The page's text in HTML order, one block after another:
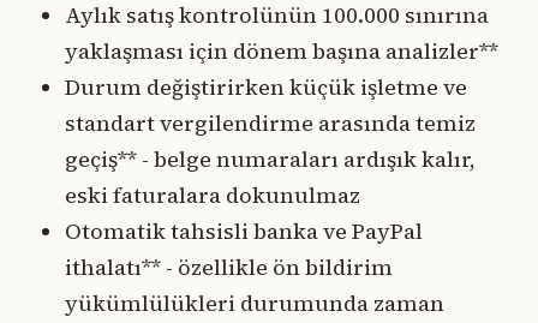
Aylık satış kontrolünün 100.000 sınırına
yaklaşması için dönem başına analizler**
Durum değiştirirken küçük işletme ve
standart vergilendirme arasında temiz
geçiş** - belge numaraları ardışık kalır,
eski faturalara dokunulmaz
Otomatik tahsisli banka ve PayPal
ithalatı** - özellikle ön bildirim
yükümlülükleri durumunda zaman